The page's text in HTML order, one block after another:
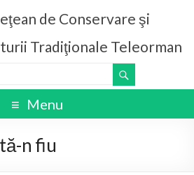
de Conservare şi
Tradiţionale Teleorman
Menu
n fiu